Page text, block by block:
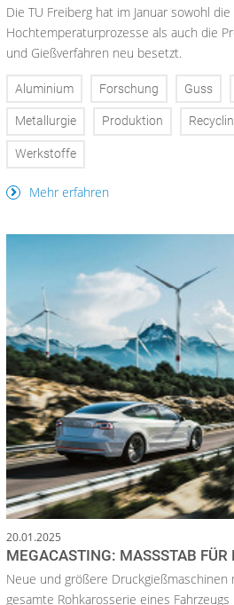
Die TU Freiberg hat im Januar sowohl
Hochtemperaturprozesse als auch die
und Gießverfahren neu besetzt.
Aluminium Forschung Guss
Metallurgie Produktion
Werkstoffe
Mehr erfahren
20.01.2025
MEGACASTING: MASSSTAB FÜR
Neue und größere Druckgießmaschinen
gesamte Rohkarosserie eines